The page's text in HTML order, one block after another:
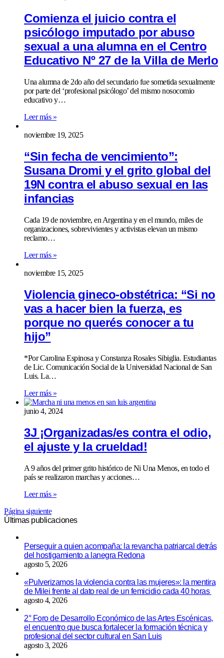
Comienza el juicio contra el
psicólogo imputado por abuso
sexual a una alumna en el Centro
Educativo Nº 27 de la Villa de Merlo
Una alumna de 2do año del secundario fue sometida sexualmente
por parte del ‘profesional psicólogo’ del mismo nosocomio
educativo y…
Leer más »
noviembre 19, 2025
“Sin fecha de vencimiento”:
Susana Dromi y el grito global del
19N contra el abuso sexual en las
infancias
Cada 19 de noviembre, en Argentina y en el mundo, miles de
organizaciones, sobrevivientes y activistas elevan un mismo
reclamo…
Leer más »
noviembre 15, 2025
Violencia gineco-obstétrica: “Si no
vas a hacer bien la fuerza, es
porque no querés conocer a tu
hijo”
*Por Carolina Espinosa y Constanza Rosales Sibiglia. Estudiantas
de Lic. Comunicación Social de la Universidad Nacional de San
Luis. La…
Leer más »
junio 4, 2024
3J ¡Organizadas/es contra el odio,
el ajuste y la crueldad!
A 9 años del primer grito histórico de Ni Una Menos, en todo el
país se realizaron marchas y acciones…
Leer más »
Página siguiente
Últimas publicaciones
Perseguir a quien acompaña: la revancha patriarcal detrás
del hostigamiento a lanegra Redona
agosto 5, 2026
«Pulverizamos la violencia contra las mujeres»: la mentira
de Milei frente al dato real de un femicidio cada 40 horas
agosto 4, 2026
2° Foro de Desarrollo Económico de las Artes Escénicas,
el encuentro que busca fortalecer la formación técnica y
profesional del sector cultural en San Luis
agosto 3, 2026